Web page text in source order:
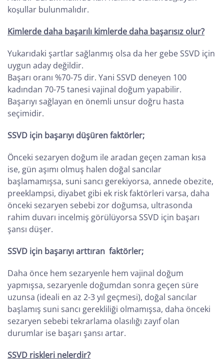
koşullar bulunmalıdır.
Kimlerde daha başarılı kimlerde daha başarısız olur?
Yukarıdaki şartlar sağlanmış olsa da her gebe SSVD için
uygun aday değildir.
Başarı oranı %70-75 dir. Yani SSVD deneyen 100
kadından 70-75 tanesi vajinal doğum yapabilir.
Başarıyı sağlayan en önemli unsur doğru hasta
seçimidir.
SSVD için başarıyı düşüren faktörler;
Önceki sezaryen doğum ile aradan geçen zaman kısa
ise, gün aşımı olmuş halen doğal sancılar
başlamamışsa, suni sancı gerekiyorsa, annede obezite,
preeklampsi, diyabet gibi ek risk faktörleri varsa, daha
önceki sezaryen sebebi zor doğumsa, ultrasonda
rahim duvarı incelmiş görülüyorsa SSVD için başarı
şansı düşer.
SSVD için başarıyı arttıran faktörler;
Daha önce hem sezaryenle hem vajinal doğum
yapmışsa, sezaryenle doğumdan sonra geçen süre
uzunsa (ideali en az 2-3 yıl geçmesi), doğal sancılar
başlamış suni sancı gerekliliği olmamışsa, daha önceki
sezaryen sebebi tekrarlama olasılığı zayıf olan
durumlar ise başarı şansı artar.
SSVD riskleri nelerdir?